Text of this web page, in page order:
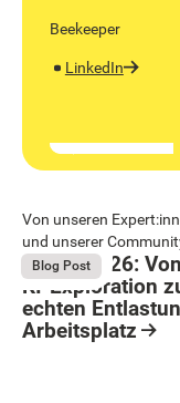
Beekeeper
LinkedIn
Von unseren
und unserer
August 4, 2026
Blog Post
Bright 2026:
KI-Exploration
echten
Arbeitsplatz